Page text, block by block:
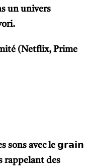
un univers
(Netflix, Prime
sons avec le 𝗴𝗿𝗮𝗶𝗻
rappelant des